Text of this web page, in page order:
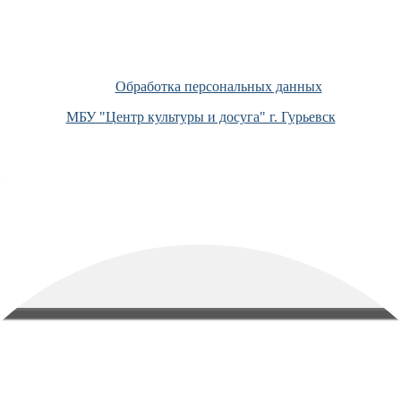
Обработка персональных данных
МБУ "Центр культуры и досуга" г. Гурьевск